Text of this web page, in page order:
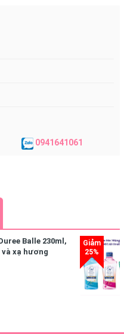
0941641061
Balle 230ml,
xạ hương